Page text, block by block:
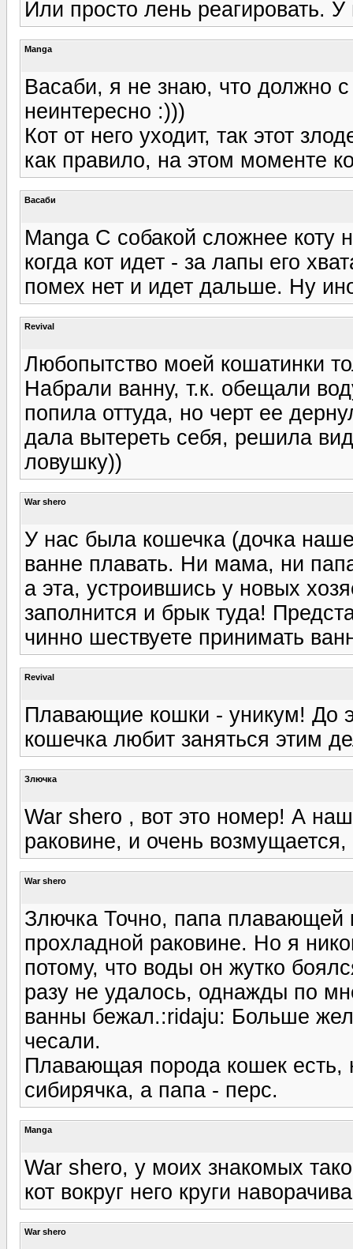
Или просто лень реагировать.
Manga
Васаби, я не знаю, что должно
неинтересно :)))
Кот от него уходит, так этот
как правило, на этом моменте
Васаби
Manga С собакой сложнее коту
когда кот идет - за лапы его
помех нет и идет дальше. Ну
Revival
Любопытство моей кошатинки
Набрали ванну, т.к. обещали
попила оттуда, но черт ее
дала вытереть себя, решила
ловушку))
War shero
У нас была кошечка (дочка
ванне плавать. Ни мама, ни
а эта, устроившись у новых
заполнится и брык туда!
чинно шествуете принимать
Revival
Плавающие кошки - уникум! До
кошечка любит заняться этим
Злючка
War shero , вот это номер! А
раковине, и очень
War shero
Злючка Точно, папа плавающей
прохладной раковине. Но я
потому, что воды он жутко
разу не удалось, однажды по
ванны бежал.:ridaju: Больше
чесали.
Плавающая порода кошек
сибирячка, а папа - перс.
Manga
War shero, у моих знакомых
кот вокруг него круги
War shero